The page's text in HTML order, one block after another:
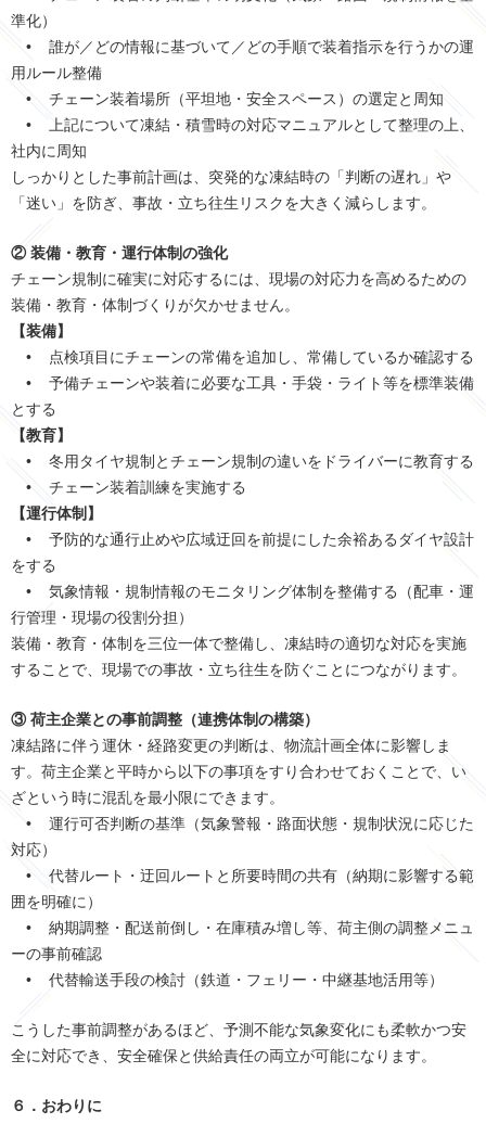
準化）
• 誰が／どの情報に基づいて／どの手順で装着指示を行うかの運
用ルール整備
• チェーン装着場所（平坦地・安全スペース）の選定と周知
• 上記について凍結・積雪時の対応マニュアルとして整理の上、
社内に周知
しっかりとした事前計画は、突発的な凍結時の「判断の遅れ」や
「迷い」を防ぎ、事故・立ち往生リスクを大きく減らします。
② 装備・教育・運行体制の強化
チェーン規制に確実に対応するには、現場の対応力を高めるための
装備・教育・体制づくりが欠かせません。
【装備】
• 点検項目にチェーンの常備を追加し、常備しているか確認する
• 予備チェーンや装着に必要な工具・手袋・ライト等を標準装備
とする
【教育】
• 冬用タイヤ規制とチェーン規制の違いをドライバーに教育する
• チェーン装着訓練を実施する
【運行体制】
• 予防的な通行止めや広域迂回を前提にした余裕あるダイヤ設計
をする
• 気象情報・規制情報のモニタリング体制を整備する（配車・運
行管理・現場の役割分担）
装備・教育・体制を三位一体で整備し、凍結時の適切な対応を実施
することで、現場での事故・立ち往生を防ぐことにつながります。
③ 荷主企業との事前調整（連携体制の構築）
凍結路に伴う運休・経路変更の判断は、物流計画全体に影響しま
す。荷主企業と平時から以下の事項をすり合わせておくことで、い
ざという時に混乱を最小限にできます。
• 運行可否判断の基準（気象警報・路面状態・規制状況に応じた
対応）
• 代替ルート・迂回ルートと所要時間の共有（納期に影響する範
囲を明確に）
• 納期調整・配送前倒し・在庫積み増し等、荷主側の調整メニュ
ーの事前確認
• 代替輸送手段の検討（鉄道・フェリー・中継基地活用等）
こうした事前調整があるほど、予測不能な気象変化にも柔軟かつ安
全に対応でき、安全確保と供給責任の両立が可能になります。
６．おわりに